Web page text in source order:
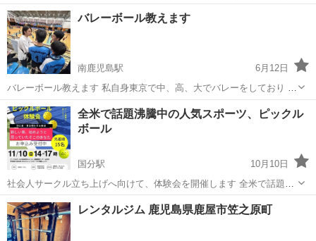
は、初心者から経験者まで安心して通えるスポーツジムです。 有酸素
マシン、筋トレマシン、フリーウェイトを完備し、目的やレベルに合
わせた運動が可能で...
鹿児島 鹿児島市 市立病院前駅 その他
バレーボール教えます
南鹿児島駅
6月12日
バレーボール教えます 私自身東京で中、高、大でバレーをしており 東
京私立選抜で日本代表として 戦った経験があります 今現在中学生を相
手にバレーボールを 教えています 技術を徹底的に教えると言うより
考え方を教えます 練習...
鹿児島 鹿児島市 南鹿児島駅 その他 初心者
全米で話題沸騰中の人気スポーツ、ピックル
ボール
国分駅
10月10日
社会人サークル立ち上げへ向けて、体験会を開催します 全米で話題沸
騰中のニュースポーツ、 そして日本国内にも人気が広がってきている
ピックルボール。鹿児島でもテレビラジオ等で紹介されており 鹿児島
市内、川内、知覧、出水など各地...
鹿児島 霧島市 国分駅 その他 社会人サークル
レンタルジム 鹿児島県鹿屋市笠之原町